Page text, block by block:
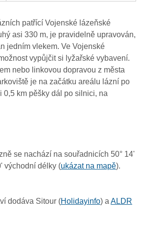
patřící Vojenské lázeňské
asi 330 m, je pravidelně upravován,
jedním vlekem. Ve Vojenské
vypůjčit si lyžařské vybavení.
nebo linkovou dopravou z města
je na začátku areálu lázní po
0,5 km pěšky dál po silnici, na
se nachází na souřadnicích 50° 14'
východní délky (ukázat na mapě).
dodáva Sitour (Holidayinfo) aALDR